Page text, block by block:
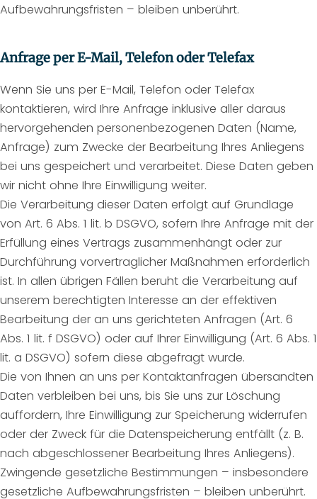
Aufbewahrungsfristen – bleiben unberührt.
Anfrage per E-Mail, Telefon oder Telefax
Wenn Sie uns per E-Mail, Telefon oder Telefax
kontaktieren, wird Ihre Anfrage inklusive aller daraus
hervorgehenden personenbezogenen Daten (Name,
Anfrage) zum Zwecke der Bearbeitung Ihres Anliegens
bei uns gespeichert und verarbeitet. Diese Daten geben
wir nicht ohne Ihre Einwilligung weiter.
Die Verarbeitung dieser Daten erfolgt auf Grundlage
von Art. 6 Abs. 1 lit. b DSGVO, sofern Ihre Anfrage mit der
Erfüllung eines Vertrags zusammenhängt oder zur
Durchführung vorvertraglicher Maßnahmen erforderlich
ist. In allen übrigen Fällen beruht die Verarbeitung auf
unserem berechtigten Interesse an der effektiven
Bearbeitung der an uns gerichteten Anfragen (Art. 6
Abs. 1 lit. f DSGVO) oder auf Ihrer Einwilligung (Art. 6 Abs. 1
lit. a DSGVO) sofern diese abgefragt wurde.
Die von Ihnen an uns per Kontaktanfragen übersandten
Daten verbleiben bei uns, bis Sie uns zur Löschung
auffordern, Ihre Einwilligung zur Speicherung widerrufen
oder der Zweck für die Datenspeicherung entfällt (z. B.
nach abgeschlossener Bearbeitung Ihres Anliegens).
Zwingende gesetzliche Bestimmungen – insbesondere
gesetzliche Aufbewahrungsfristen – bleiben unberührt.